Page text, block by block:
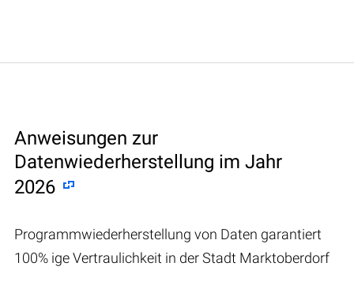
Anweisungen zur
Datenwiederherstellung im Jahr
2026
Programmwiederherstellung von Daten garantiert
100% ige Vertraulichkeit in der Stadt Marktoberdorf